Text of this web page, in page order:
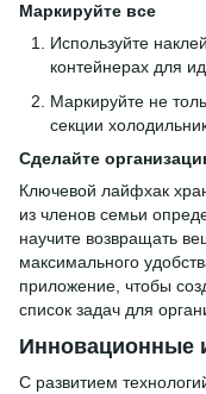
Маркируйте все
Используйте
контейнерах для
Маркируйте не
секции
Сделайте
Ключевой лайфхак
из членов семьи
научите возвращать
максимального
приложение, чтобы
список задач для
Инновационные
С развитием